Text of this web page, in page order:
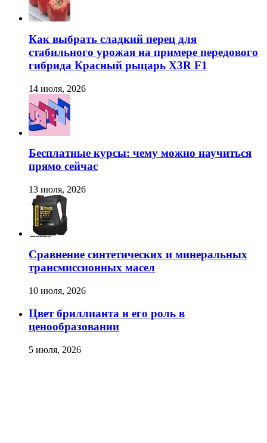
Как выбрать сладкий перец для
стабильного урожая на примере передового
гибрида Красный рыцарь X3R F1
14 июля, 2026
Бесплатные курсы: чему можно научиться
прямо сейчас
13 июля, 2026
Сравнение синтетических и минеральных
трансмиссионных масел
10 июля, 2026
Цвет бриллианта и его роль в
ценообразовании
5 июля, 2026